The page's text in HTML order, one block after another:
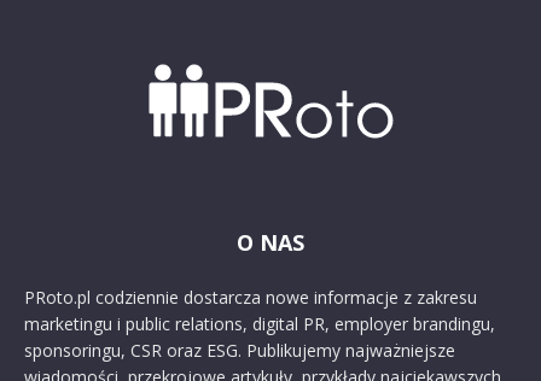
O NAS
PRoto.pl codziennie dostarcza nowe informacje z zakresu
marketingu i public relations, digital PR, employer brandingu,
sponsoringu, CSR oraz ESG. Publikujemy najważniejsze